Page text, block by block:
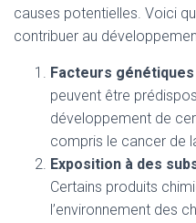
causes potentielles. Voici
contribuer au
Facteurs génétiques
peuvent être
développement de
compris le cancer de
Exposition à des
Certains produits
l’environnement des